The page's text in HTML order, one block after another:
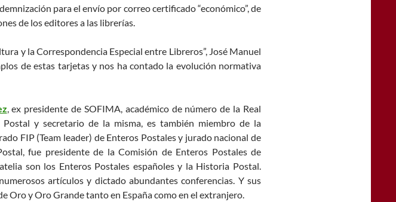
para el envío por correo certificado “económico”, de
de los editores a las librerías.
y la Correspondencia Especial entre Libreros”, José Manuel
de estas tarjetas y nos ha contado la evolución normativa
, ex presidente de SOFIMA, académico de número de la Real
y secretario de la misma, es también miembro de la
FIP (Team leader) de Enteros Postales y jurado nacional de
fue presidente de la Comisión de Enteros Postales de
son los Enteros Postales españoles y la Historia Postal.
artículos y dictado abundantes conferencias. Y sus
Oro y Oro Grande tanto en España como en el extranjero.